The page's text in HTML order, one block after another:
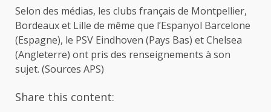
Selon des médias, les clubs français de Montpellier,
Bordeaux et Lille de même que l’Espanyol Barcelone
(Espagne), le PSV Eindhoven (Pays Bas) et Chelsea
(Angleterre) ont pris des renseignements à son
sujet. (Sources APS)
Share this content: